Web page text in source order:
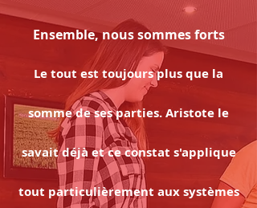
Ensemble, nous sommes forts
Le tout est toujours plus que la
somme de ses parties. Aristote le
savait déjà et ce constat s'applique
tout particulièrement aux systèmes